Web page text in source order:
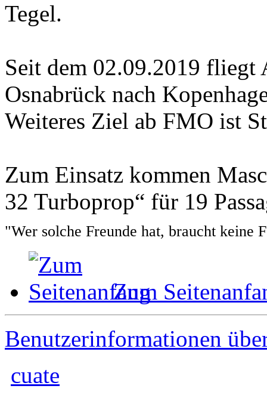
Tegel.
Seit dem 02.09.2019 fliegt
Osnabrück nach
Weiteres Ziel ab FMO ist
Zum Einsatz kommen
32 Turboprop“ für 19
"Wer solche Freunde hat, braucht keine
Zum
Benutzerinformationen
cuate